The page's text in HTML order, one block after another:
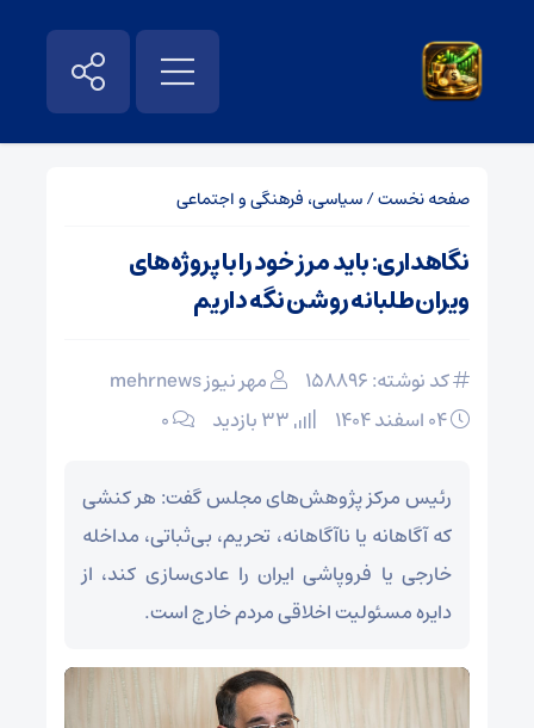
صفحه نخست/سیاسی، فرهنگی و اجتماعی
نگاهداری: باید مرز خود را با پروژه‌های
ویران‌طلبانه روشن نگه داریم
کد نوشته: 158896
مهر نیوز mehrnews
۰
رئیس مرکز پژوهش‌های مجلس گفت: هر کنشی
که آگاهانه یا ناآگاهانه، تحریم، بی‌ثباتی، مداخله
خارجی یا فروپاشی ایران را عادی‌سازی کند، از
دایره‌ مسئولیت اخلاقی مردم خارج است.